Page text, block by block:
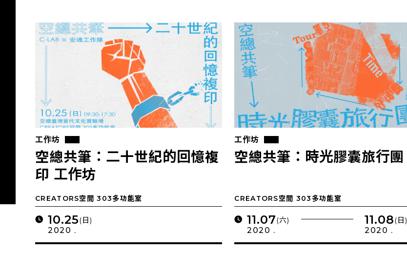
工作坊
空總共筆：二十世紀的回憶複
印 工作坊
CREATORS空間 303多功能室
10.25(日)
2020 .
工作坊
空總共筆：時光膠囊旅行團
CREATORS空間 303多功能室
11.07(六)
2020 .
11.08(日)
2020 .